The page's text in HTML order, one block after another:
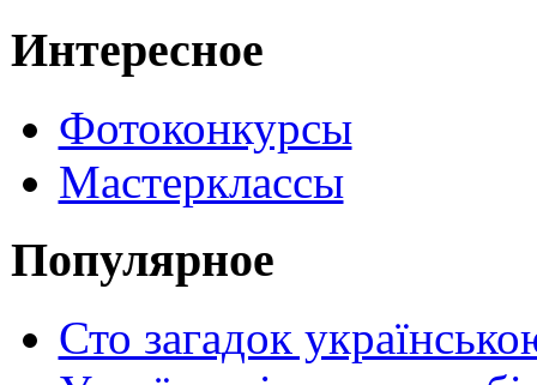
Интересное
Фотоконкурсы
Мастерклассы
Популярное
Сто загадок